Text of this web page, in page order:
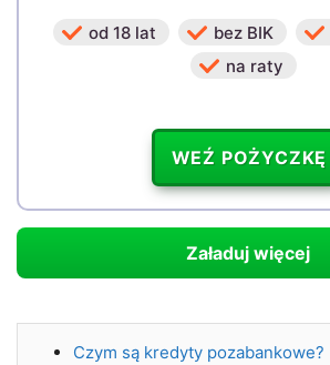
od 18 lat bez BIK
na raty
WEŹ POŻYCZKĘ
Załaduj więcej
Czym są kredyty pozabankowe?